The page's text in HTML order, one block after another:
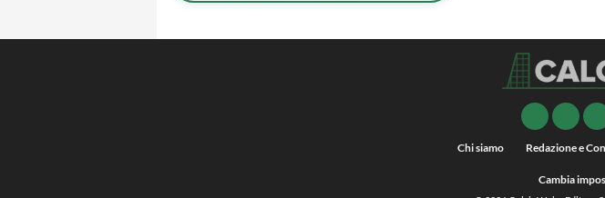
Chi siamo Redazione e
Cambia